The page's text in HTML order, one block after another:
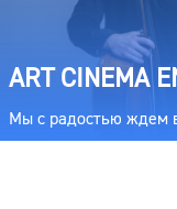
ART CINEMA
Мы с радостью ждем